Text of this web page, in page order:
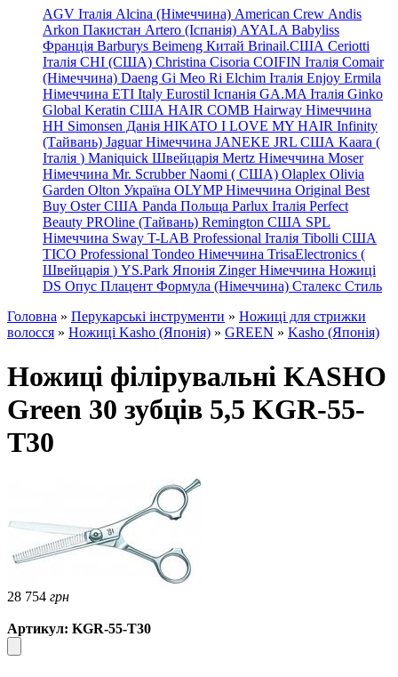
AGV Італія Alcina (Німеччина) American Crew Andis
Arkon Пакистан Artero (Іспанія) AYALA Babyliss
Франція Barburys Beimeng Китай Brinail.США Ceriotti
Італія CHI (США) Christina Cisoria COIFIN Італія Comair
(Німеччина) Daeng Gi Meo Ri Elchim Італія Enjoy Ermila
Німеччина ETI Italy Eurostil Іспанія GA.MA Італія Ginko
Global Keratin США HAIR COMB Hairway Німеччина
HH Simonsen Данія HIKATO I LOVE MY HAIR Infinity
(Тайвань) Jaguar Німеччина JANEKE JRL США Kaara (
Італія ) Maniquick Швейцарія Mertz Німеччина Moser
Німеччина Mr. Scrubber Naomi ( США) Olaplex Olivia
Garden Olton Україна OLYMP Німеччина Original Best
Buy Oster США Panda Польща Parlux Італія Perfect
Beauty PROline (Тайвань) Remington США SPL
Німеччина Sway T-LAB Professional Італія Tibolli США
TICO Professional Tondeo Німеччина TrisaElectronics (
Швейцарія ) YS.Park Японія Zinger Німеччина Ножиці
DS Опус Плацент Формула (Німеччина) Сталекс Стиль
Головна » Перукарські інструменти » Ножиці для стрижки
волосся » Ножиці Kasho (Японія) » GREEN » Kasho (Японія)
Ножиці філірувальні KASHO
Green 30 зубців 5,5 KGR-55-
T30
28 754 грн
Артикул: KGR-55-T30